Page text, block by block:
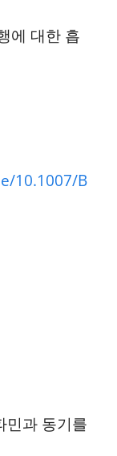
에 대한 흡
10.1007/B
민과 동기를